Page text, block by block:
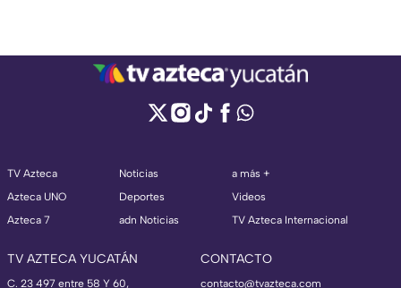
TV Azteca
Azteca UNO
Azteca 7
Noticias
Deportes
adn Noticias
a más +
Videos
TV Azteca Internacional
TV AZTECA YUCATÁN
C. 23 497 entre 58 Y 60,
CONTACTO
contacto@tvazteca.com